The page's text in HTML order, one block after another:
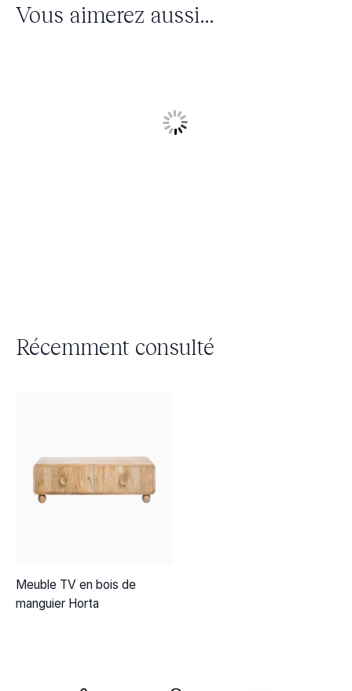
Vous aimerez aussi...
Récemment consulté
Meuble TV en bois de
manguier Horta